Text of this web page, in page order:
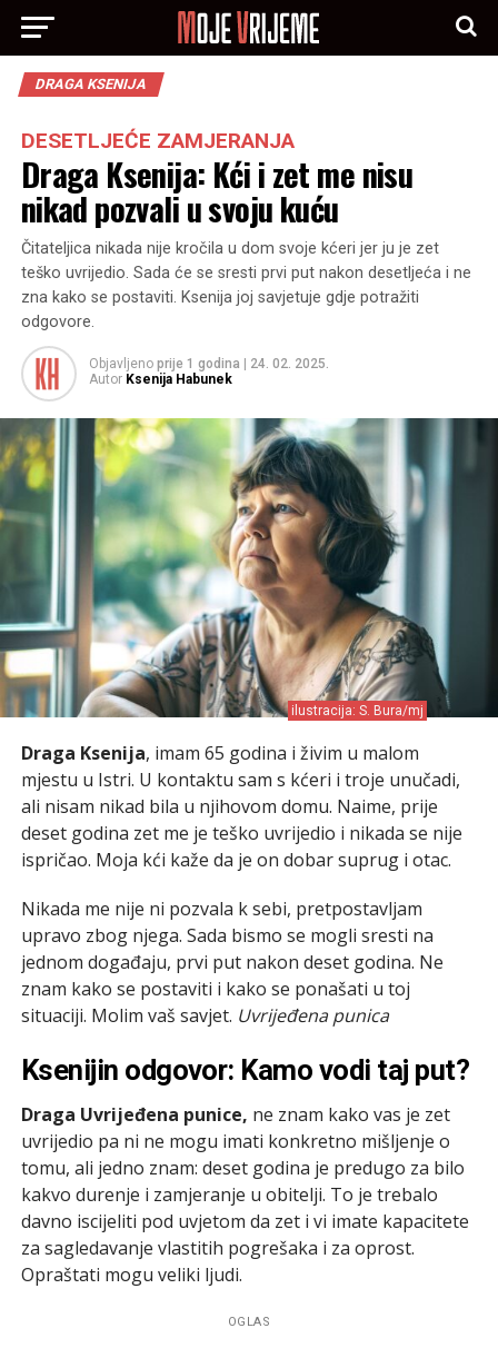
DRAGA KSENIJA
DESETLJEĆE ZAMJERANJA
Draga Ksenija: Kći i zet me nisu
nikad pozvali u svoju kuću
Čitateljica nikada nije kročila u dom svoje kćeri jer ju je zet
teško uvrijedio. Sada će se sresti prvi put nakon desetljeća i ne
zna kako se postaviti. Ksenija joj savjetuje gdje potražiti
odgovore.
Objavljeno prije 1 godina
24. 02. 2025.
Autor Ksenija Habunek
ilustracija: S. Bura/mj
Draga Ksenija, imam 65 godina i živim u malom
mjestu u Istri. U kontaktu sam s kćeri i troje unučadi,
ali nisam nikad bila u njihovom domu. Naime, prije
deset godina zet me je teško uvrijedio i nikada se nije
ispričao. Moja kći kaže da je on dobar suprug i otac.
Nikada me nije ni pozvala k sebi, pretpostavljam
upravo zbog njega. Sada bismo se mogli sresti na
jednom događaju, prvi put nakon deset godina. Ne
znam kako se postaviti i kako se ponašati u toj
situaciji. Molim vaš savjet. Uvrijeđena punica
Ksenijin odgovor: Kamo vodi taj put?
Draga Uvrijeđena punice, ne znam kako vas je zet
uvrijedio pa ni ne mogu imati konkretno mišljenje o
tomu, ali jedno znam: deset godina je predugo za bilo
kakvo durenje i zamjeranje u obitelji. To je trebalo
davno iscijeliti pod uvjetom da zet i vi imate kapacitete
za sagledavanje vlastitih pogrešaka i za oprost.
Opraštati mogu veliki ljudi.
OGLAS